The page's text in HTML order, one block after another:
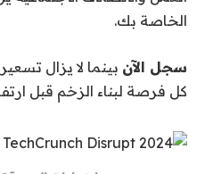
الخاصة بك.
سجل الآن
كل فرصة لبناء الزخم قبل